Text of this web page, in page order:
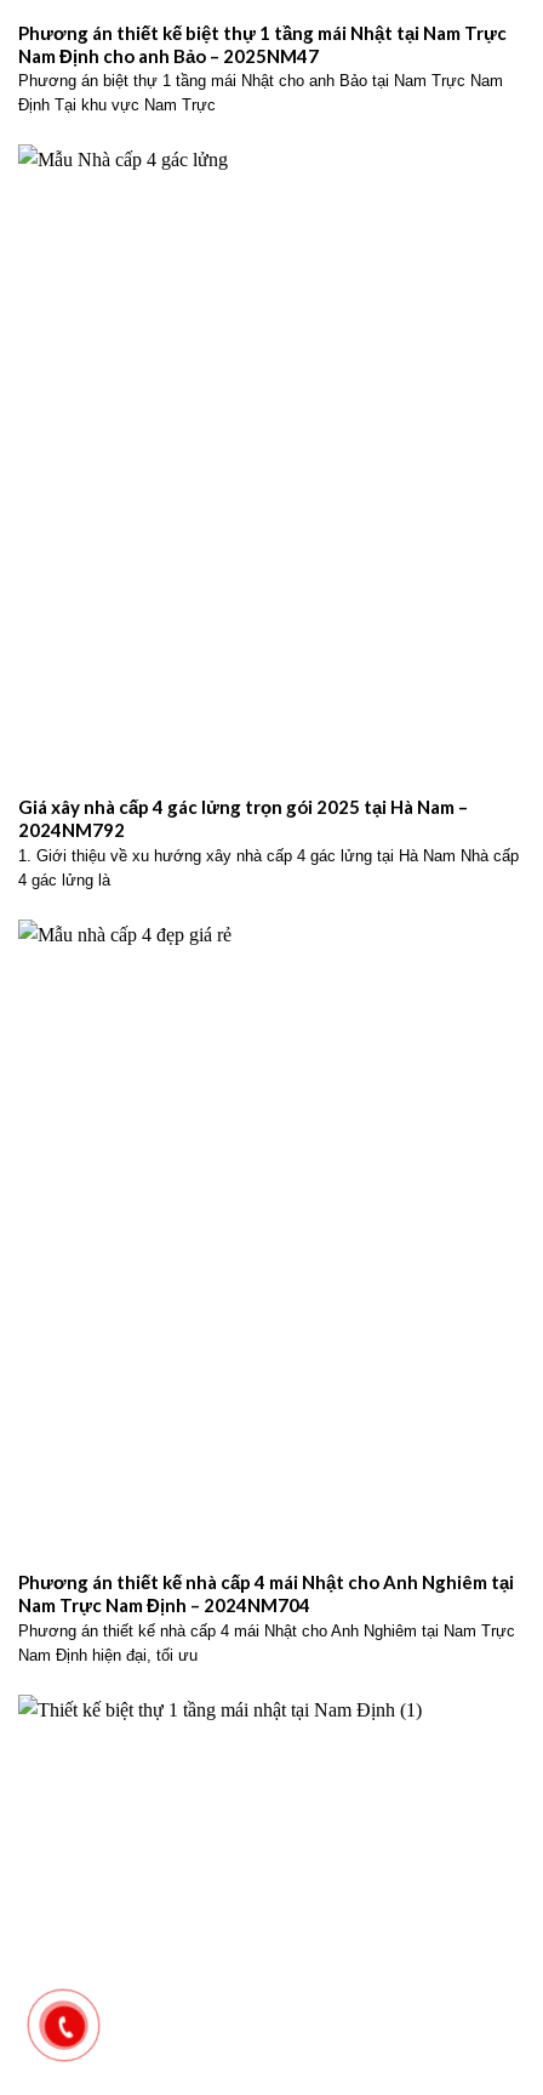
Phương án thiết kế biệt thự 1 tầng mái Nhật tại Nam Trực
Nam Định cho anh Bảo – 2025NM47
Phương án biệt thự 1 tầng mái Nhật cho anh Bảo tại Nam Trực Nam
Định Tại khu vực Nam Trực
Giá xây nhà cấp 4 gác lửng trọn gói 2025 tại Hà Nam –
2024NM792
1. Giới thiệu về xu hướng xây nhà cấp 4 gác lửng tại Hà Nam Nhà cấp
4 gác lửng là
Phương án thiết kế nhà cấp 4 mái Nhật cho Anh Nghiêm tại
Nam Trực Nam Định – 2024NM704
Phương án thiết kế nhà cấp 4 mái Nhật cho Anh Nghiêm tại Nam Trực
Nam Định hiện đại, tối ưu